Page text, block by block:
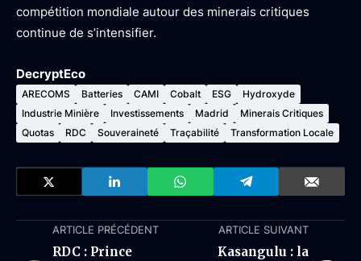
compétition mondiale autour des minerais critiques
continue de s’intensifier.
DecryptEco
ARECOMS Batteries CAMI Cobalt ESG
Hydroxyde
Industrie Minière
Investissements Madrid
Minerais Critiques
Quotas
RDC Souveraineté Traçabilité Transformation Locale
ARTICLE PRÉCÉDENT
RDC : Prince
ARTICLE SUIVANT
Kasangulu : la